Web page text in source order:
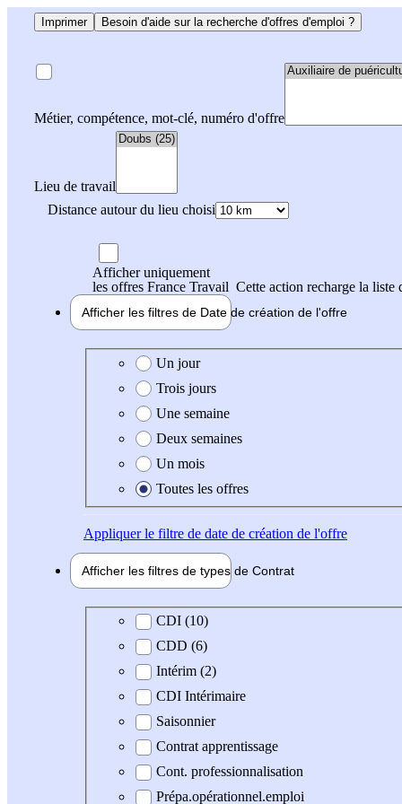
Imprimer Besoin d'aide sur la recherche d'offres d'emploi ?
Métier, compétence, mot-clé, numéro d'offre
Lieu de travail
Distance autour du lieu choisi
Afficher uniquement
les offres France Travail Cette action recharge la liste
Afficher les filtres de Date de création de l'offre
Date de création de l'offre
Un jour
Trois jours
Une semaine
Deux semaines
Un mois
Toutes les offres
Appliquerle filtre de date de création de l'offre
Afficher les filtres de types de Contrat
Type de contratCDI (10)
CDD (6)
Intérim (2)
CDI Intérimaire
Saisonnier
Contrat apprentissage
Cont. professionnalisation
Prépa.opérationnel.emploi